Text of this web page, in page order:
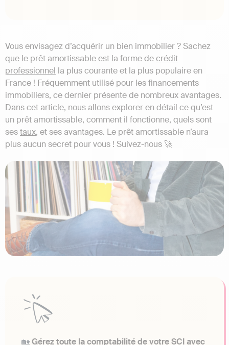
Vous envisagez d’acquérir un bien immobilier ? Sachez
que le prêt amortissable est la forme decrédit
professionnel la plus courante et la plus populaire en
France ! Fréquemment utilisé pour les financements
immobiliers, ce dernier présente de nombreux avantages.
Dans cet article, nous allons explorer en détail ce qu’est
un prêt amortissable, comment il fonctionne, quels sont
sestaux, et ses avantages. Le prêt amortissable n’aura
plus aucun secret pour vous ! Suivez-nous 🚀
🏡Gérez toute la comptabilité de votre SCI avec